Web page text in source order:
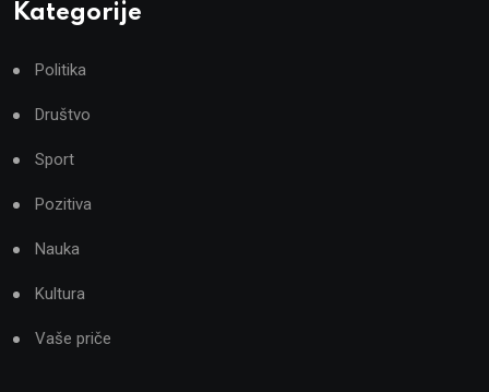
Kategorije
Politika
Društvo
Sport
Pozitiva
Nauka
Kultura
Vaše priče